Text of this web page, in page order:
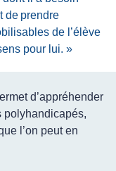
de prendre
de l’élève
pour lui. »
d’appréhender
polyhandicapés,
l’on peut en